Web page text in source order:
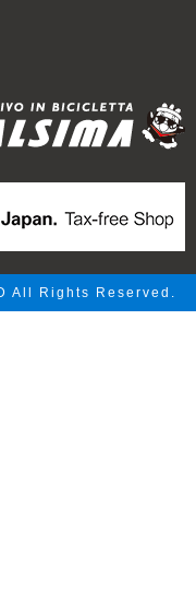
All Rights Reserved.